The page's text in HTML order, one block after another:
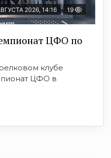
2026, 14:16 19
ЦФО по
клубе
ЦФО в